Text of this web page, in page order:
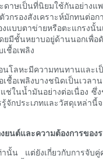
ษเป็นที่นิยมใช้กันอย่าง
รองสังเคราะห์มักทนต่
บบตาข่ายหรือตะแกรงนั้
มีชั้นหยาบอยู่ด้านนอกเพื่
ชื้อเพลิง
โลหะมีความทนทานแล
อเพลิงบางชนิดเป็นเว
ในน้ำมันอย่างต่อเนื่อง
จักประเภทและวัสดุเหล่
ยนต์และความต้องการของ
านั้น แต่ยังเกี่ยวกับการ